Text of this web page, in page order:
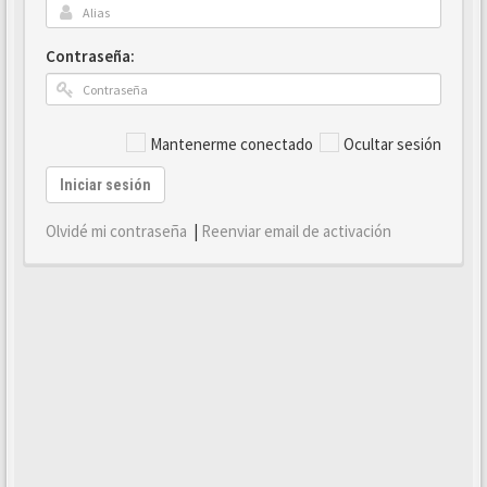
Contraseña:
Mantenerme conectado Ocultar sesión
Iniciar sesión
Olvidé mi contraseña | Reenviar email de activación